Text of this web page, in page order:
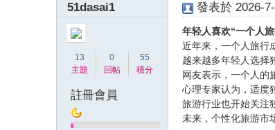
51dasai1
13
主題
0
回帖
55
積分
註冊會員
發表於 2026-
年轻人喜欢“一个人
近年来，一个人旅行
越来越多年轻人选择
网友表示，一个人的
心理专家认为，适度
旅游行业也开始关注
未来，个性化旅游市